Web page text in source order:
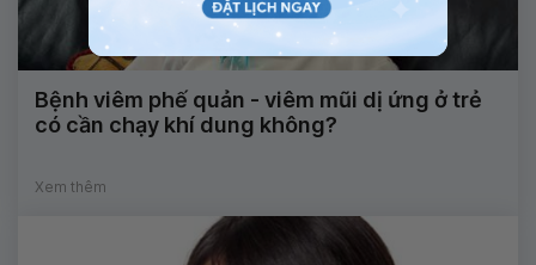
Bệnh viêm phế quản - viêm mũi dị ứng ở trẻ
có cần chạy khí dung không?
Xem thêm